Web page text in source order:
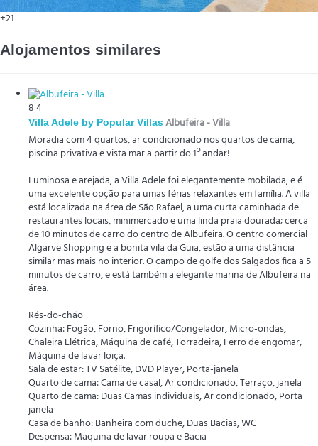
+21
Alojamentos similares
84
Villa Adele by Popular VillasAlbufeira -Villa
Moradia com 4 quartos, ar condicionado nos quartos de cama,
piscina privativa e vista mar a partir do 1º andar!
Luminosa e arejada, a Villa Adele foi elegantemente mobilada, e é
uma excelente opção para umas férias relaxantes em família. A villa
está localizada na área de São Rafael, a uma curta caminhada de
restaurantes locais, minimercado e uma linda praia dourada; cerca
de 10 minutos de carro do centro de Albufeira. O centro comercial
Algarve Shopping e a bonita vila da Guia, estão a uma distância
similar mas mais no interior. O campo de golfe dos Salgados fica a 5
minutos de carro, e está também a elegante marina de Albufeira na
área.
Rés-do-chão
Cozinha: Fogão, Forno, Frigorífico/Congelador, Micro-ondas,
Chaleira Elétrica, Máquina de café, Torradeira, Ferro de engomar,
Máquina de lavar loiça.
Sala de estar: TV Satélite, DVD Player, Porta-janela
Quarto de cama: Cama de casal, Ar condicionado, Terraço, janela
Quarto de cama: Duas Camas individuais, Ar condicionado, Porta
janela
Casa de banho: Banheira com duche, Duas Bacias, WC
Despensa: Maquina de lavar roupa e Bacia